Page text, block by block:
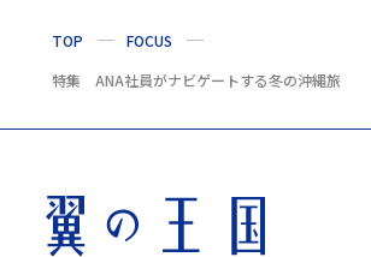
TOP
FOCUS
特集 ANA社員がナビゲートする冬の沖縄旅